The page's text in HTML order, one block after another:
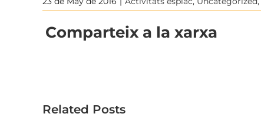
Comparteix a la xarxa
Related Posts